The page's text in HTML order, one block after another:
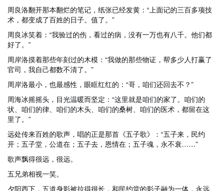
周良洛翻开那本翻烂的笔记，纸张已经发黄：“上面记的三百多项技
术，都变成了百姓的日子。值了。”
周良冰笑着：“我验过的伤，看过的病，没有一万也有八千。他们都
好了。”
周岸洛摸着那些年刻过的木模：“我做的那些物证，帮多少人打赢了
官司，我自己都数不清了。”
周岸洛最小，也最感性，眼眶红红的：“哥，咱们还回去不？”
周海冰摇摇头，目光温暖而坚定：“这里就是咱们的家了。咱们的
状、咱们的律、咱们的木头、咱们的桑树、咱们的医术，都留在这
里了。”
远处传来百姓的歌声，唱的正是那首《五子歌》：“五子来，民约
开；五子堂，公道在；五子去，恩情在；五子魂，永不衰……”
歌声飘得很远，很远。
五兄弟相视一笑。
夕阳西下，五道身影被拉得很长，和民约堂的影子融为一体，永远